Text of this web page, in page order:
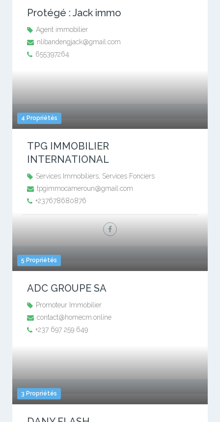
Protégé : Jack immo
Agent immobilier
nlibandengjack@gmail.com
655397264
4 Propriétés
TPG IMMOBILIER
INTERNATIONAL
Services Immobiliers, Services Fonciers
tpgimmocameroun@gmail.com
+237678680876
5 Propriétés
ADC GROUPE SA
Promoteur Immobilier
contact@homecm.online
+237 697 259 649
3 Propriétés